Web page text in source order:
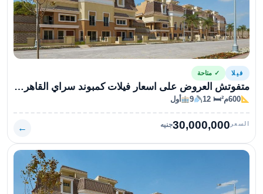
فيلا ✓ متاحة
متفوتش العروض على اسعار فيلات كمبوند سراي القاهرة الجديدة سارع بشراء
600م² 🛏 12
9 أول
السعر 30,000,000جنيه ←